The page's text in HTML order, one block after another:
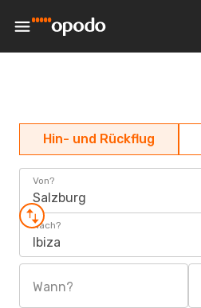
Hin- und Rückflug
Von?
Salzburg
Nach?
Ibiza
Wann?